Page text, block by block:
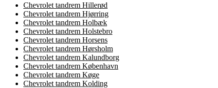
Chevrolet tandrem Hillerød
Chevrolet tandrem Hjørring
Chevrolet tandrem Holbæk
Chevrolet tandrem Holstebro
Chevrolet tandrem Horsens
Chevrolet tandrem Hørsholm
Chevrolet tandrem Kalundborg
Chevrolet tandrem København
Chevrolet tandrem Køge
Chevrolet tandrem Kolding